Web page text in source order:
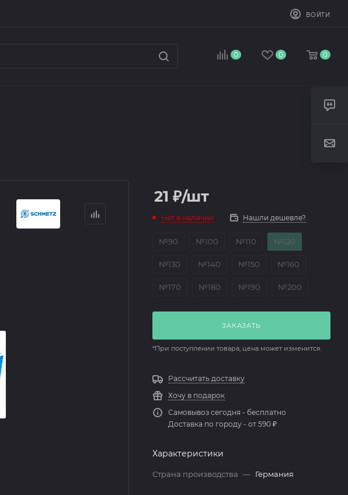
ВОЙТИ
0 0 0
21 ₽/шт
Нет в наличии Нашли дешевле?
№90 №100 №110 №120
№130 №140 №150 №160
№170 №180 №190 №200
ЗАКАЗАТЬ
*При поступлении товара, цена может изменится.
Рассчитать доставку
Хочу в подарок
Самовывоз сегодня - бесплатно
Доставка по городу - от 590 ₽
Характеристики
Страна производства — Германия